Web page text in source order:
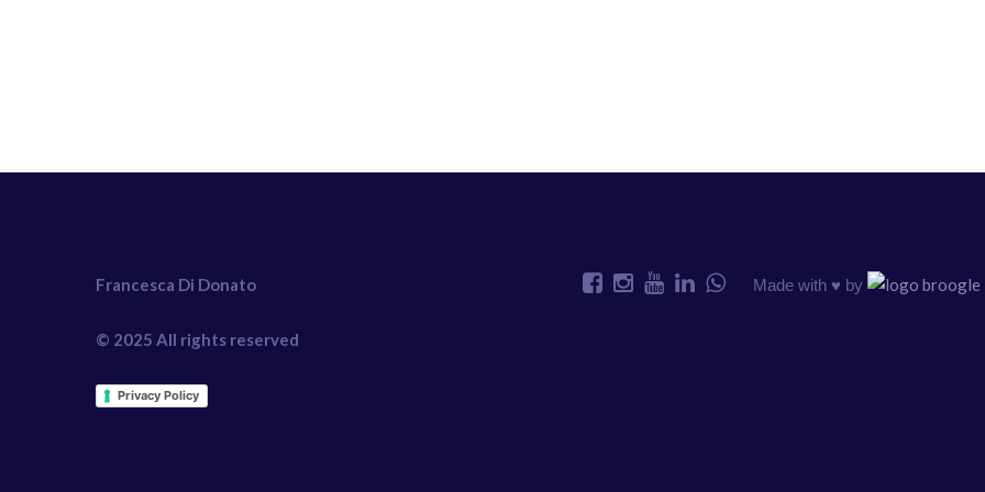
Francesca Di Donato
© 2025 All rights reserved
Privacy Policy
Made with ♥️ by